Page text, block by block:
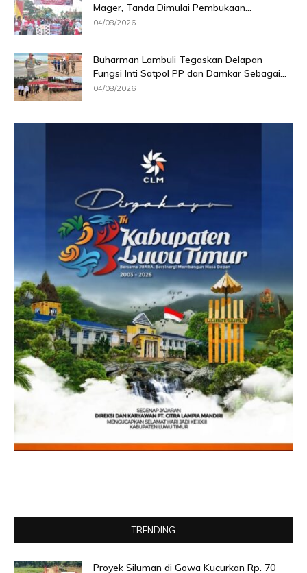
Mager, Tanda Dimulai Pembukaan...
04/08/2026
Buharman Lambuli Tegaskan Delapan
Fungsi Inti Satpol PP dan Damkar Sebagai...
04/08/2026
TRENDING
Proyek Siluman di Gowa Kucurkan Rp. 70